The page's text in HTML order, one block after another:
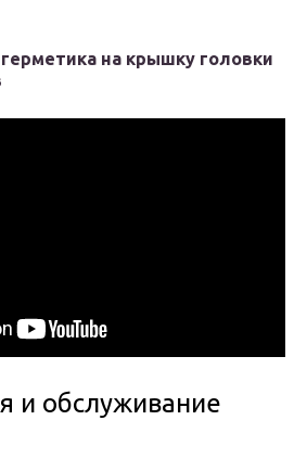
на крышку головки
и обслуживание